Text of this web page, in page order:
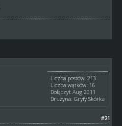
Liczba postów: 213
Liczba wątków: 16
Dołączył: Aug 2011
Drużyna: Gryfy Skórka
#21